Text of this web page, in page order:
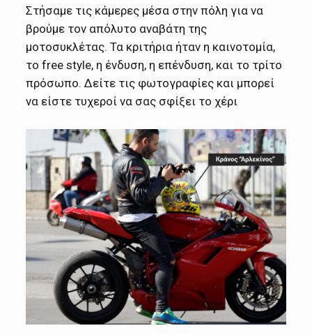
Στήσαμε τις κάμερες μέσα στην πόλη για να
βρούμε τον απόλυτο αναβάτη της
μοτοσυκλέτας. Τα κριτήρια ήταν η καινοτομία,
το free style, η ένδυση, η επένδυση, και το τρίτο
πρόσωπο. Δείτε τις φωτογραφίες και μπορεί
να είστε τυχεροί να σας σφίξει το χέρι